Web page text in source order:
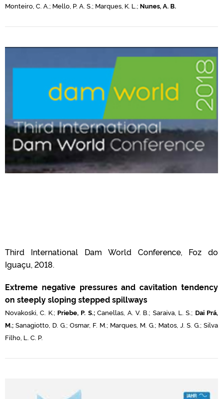
Monteiro, C. A.; Mello, P. A. S.; Marques, K. L.; Nunes, A. B.
Third International Dam World Conference, Foz do
Iguaçu, 2018.
Extreme negative pressures and cavitation tendency
on steeply sloping stepped spillways
Novakoski, C. K.; Priebe, P. S.;Canellas, A. V. B.; Saraiva, L. S.; Dai Prá,
M.; Sanagiotto, D. G.; Osmar, F. M.; Marques, M. G.; Matos, J. S. G.; Silva
Filho, L. C. P.